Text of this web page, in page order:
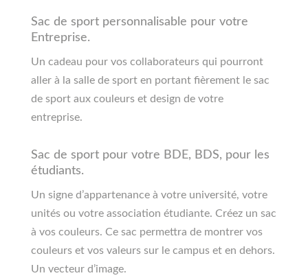
Sac de sport personnalisable pour votre
Entreprise.
Un cadeau pour vos collaborateurs qui pourront
aller à la salle de sport en portant fièrement le sac
de sport aux couleurs et design de votre
entreprise.
Sac de sport pour votre BDE, BDS, pour les
étudiants.
Un signe d’appartenance à votre université, votre
unités ou votre association étudiante. Créez un sac
à vos couleurs. Ce sac permettra de montrer vos
couleurs et vos valeurs sur le campus et en dehors.
Un vecteur d’image.